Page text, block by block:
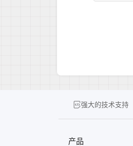
强大的技术支持
产品